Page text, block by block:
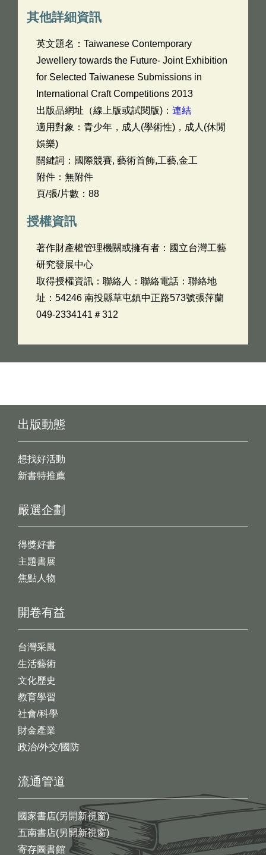
其他詳細資訊
英文題名： Taiwanese Contemporary
Jewellery towards the Future- Joint Exhibition
for Selected Taiwanese Submissions in
International Craft Competitions 2013
出版品網址（線上版或試閱版)： 連結
適用對象：青少年，成人(學術性)，成人(休閒
娛樂)
關鍵詞：國際競賽, 藝術首飾,工藝,金工
附件：無附件
頁/張/片數：88
授權資訊
著作財產權管理機關或擁有者：國立台灣工藝
研究發展中心
取得授權資訊：聯絡人：聯絡電話：聯絡地
址：54246 南投縣草屯鎮中正路573號張萍蘭
049-2334141＃312
出版動態
想找好活動
新書特推薦
開卷有益
台灣采風
生活藝術
文化歷史
教育學習
社會/科學
財金產業
政治/外交/國防
嚴選企劃
得獎好書
主題書展
焦點人物
流通管道
國家書店(另開新視窗)
五南書店(另開新視窗)
寄存圖書館